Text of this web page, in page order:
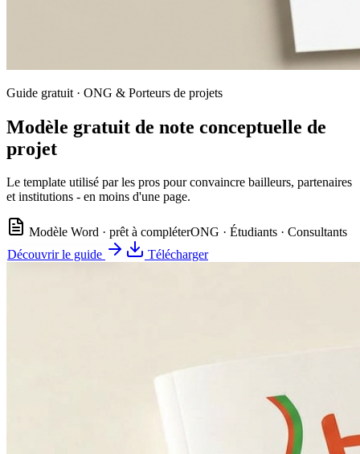
Guide gratuit · ONG & Porteurs de projets
Modèle gratuit de note conceptuelle de
projet
Le template utilisé par les pros pour convaincre bailleurs, partenaires
et institutions - en moins d'une page.
Modèle Word · prêt à compléterONG · Étudiants · Consultants
Découvrir le guide
Télécharger